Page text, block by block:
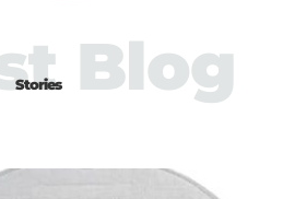
Stories Blog